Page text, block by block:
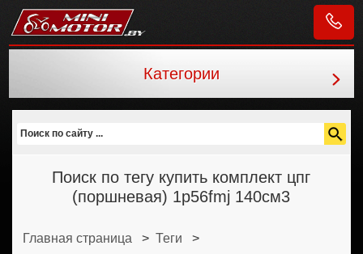
Категории
Поиск по тегу купить комплект цпг
(поршневая) 1p56fmj 140см3
Главная страница > Теги
>